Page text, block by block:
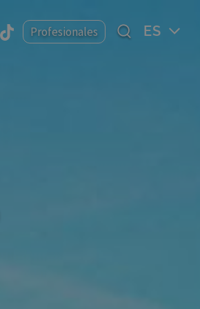
Profesionales
Select
your